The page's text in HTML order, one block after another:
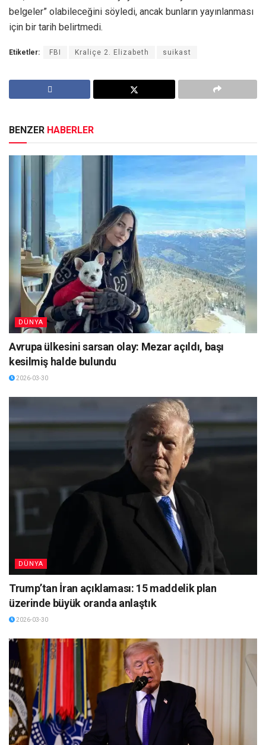
belgeler” olabileceğini söyledi, ancak bunların yayınlanması
için bir tarih belirtmedi.
Etiketler: FBI Kraliçe 2. Elizabeth suikast
BENZER HABERLER
DÜNYA
Avrupa ülkesini sarsan olay: Mezar açıldı, başı
kesilmiş halde bulundu
2026-03-30
DÜNYA
Trump’tan İran açıklaması: 15 maddelik plan
üzerinde büyük oranda anlaştık
2026-03-30